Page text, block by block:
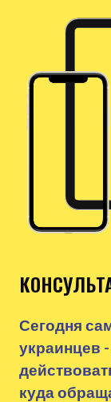
Сегодня
украинцев
куда